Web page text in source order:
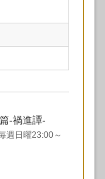
-禍進譚-
週日曜23:00～